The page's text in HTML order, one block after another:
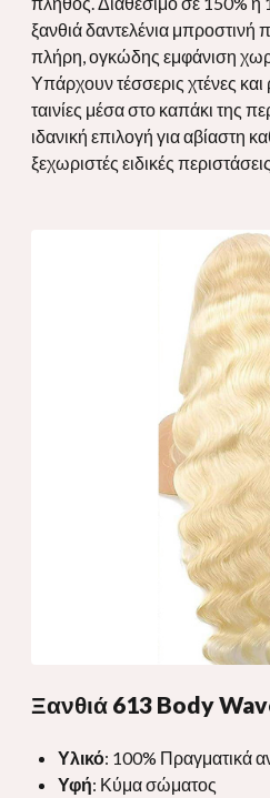
ξανθιά δαντελένια μπροστινή
πλήρη, ογκώδης εμφάνιση
Υπάρχουν τέσσερις χτένες και
ταινίες μέσα στο καπάκι της
ιδανική επιλογή για αβίαστη
ξεχωριστές ειδικές
Ξανθιά 613 Body
Υλικό: 100% Πραγματικά
Υφή: Κύμα σώματος